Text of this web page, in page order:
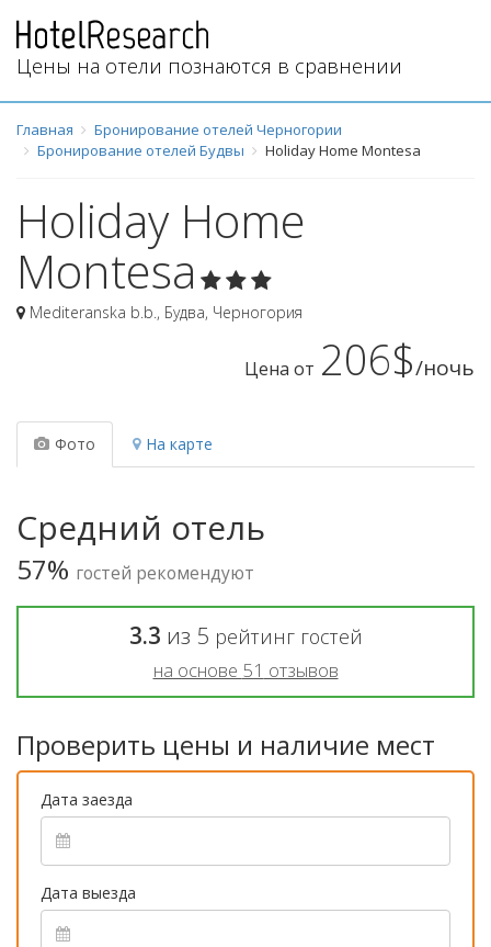
Цены на отели познаются в сравнении
Главная
Бронирование отелей Черногории
Бронирование отелей Будвы
Holiday Home Montesa
Holiday Home
Montesa
Mediteranska b.b. , Будва, Черногория
Цена от 206$/ночь
Фото На карте
Средний отель
57% гостей рекомендуют
3.3 из 5 рейтинг гостей
на основе 51 отзывов
Проверить цены и наличие мест
Дата заезда
Дата выезда